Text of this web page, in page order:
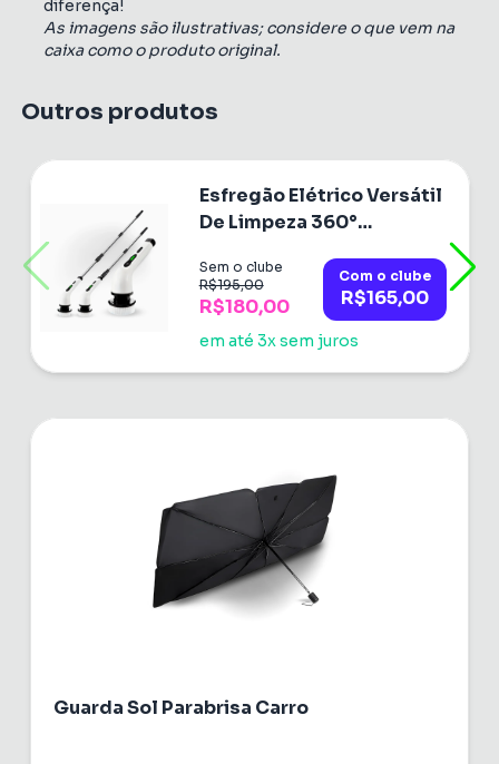
diferença!
As imagens são ilustrativas; considere o que vem na
caixa como o produto original.
Outros produtos
Esfregão Elétrico Versátil
De Limpeza 360°
Sem o clube
R$195,00
R$180,00
Com o clube
R$165,00
em até 3x sem juros
Guarda Sol Parabrisa Carro